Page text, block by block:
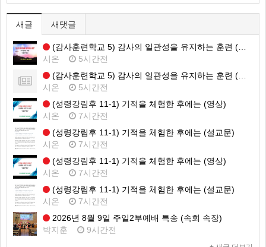
새글 새댓글
(감사훈련학교 5) 감사의 일관성을 유지하는 훈련 (영상)
시온
5시간전
(감사훈련학교 5) 감사의 일관성을 유지하는 훈련 (설교문)
시온
5시간전
(성령강림후 11-1) 기적을 체험한 후에는 (영상)
시온
7시간전
(성령강림후 11-1) 기적을 체험한 후에는 (설교문)
시온
7시간전
(성령강림후 11-1) 기적을 체험한 후에는 (영상)
시온
7시간전
(성령강림후 11-1) 기적을 체험한 후에는 (설교문)
시온
7시간전
2026년 8월 9일 주일2부예배 특송 (속회 속장)
박지훈
9시간전